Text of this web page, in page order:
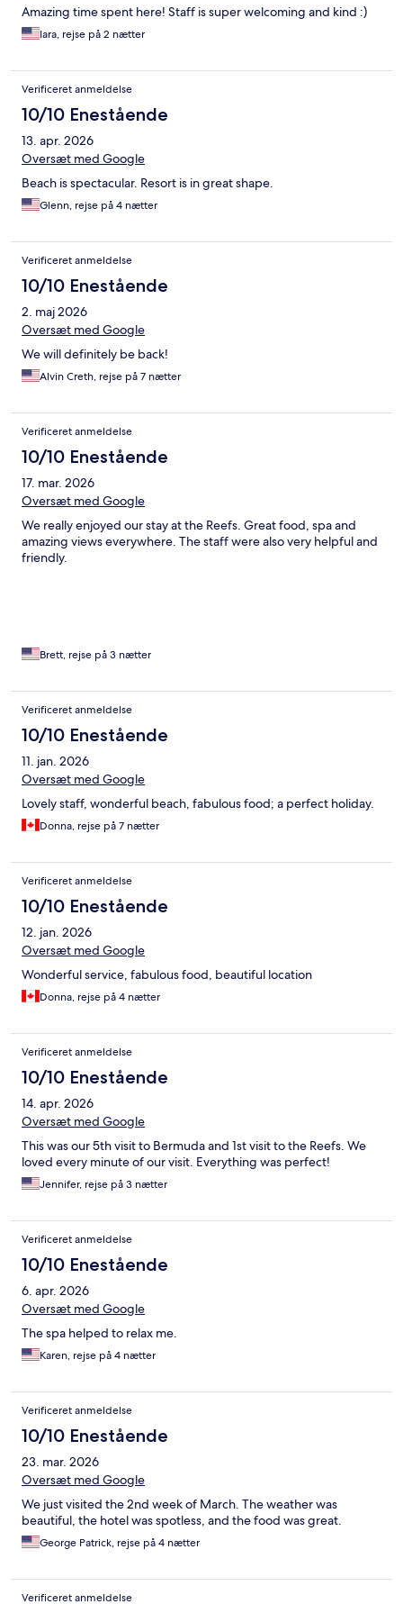
Amazing time spent here! Staff is super welcoming and kind :)
Iara, rejse på 2 nætter
Verificeret anmeldelse
10/10 Enestående
13. apr. 2026
Oversæt med Google
Beach is spectacular. Resort is in great shape.
Glenn, rejse på 4 nætter
Verificeret anmeldelse
10/10 Enestående
2. maj 2026
Oversæt med Google
We will definitely be back!
Alvin Creth, rejse på 7 nætter
Verificeret anmeldelse
10/10 Enestående
17. mar. 2026
Oversæt med Google
We really enjoyed our stay at the Reefs. Great food, spa and
amazing views everywhere. The staff were also very helpful and
friendly.
Brett, rejse på 3 nætter
Verificeret anmeldelse
10/10 Enestående
11. jan. 2026
Oversæt med Google
Lovely staff, wonderful beach, fabulous food; a perfect holiday.
Donna, rejse på 7 nætter
Verificeret anmeldelse
10/10 Enestående
12. jan. 2026
Oversæt med Google
Wonderful service, fabulous food, beautiful location
Donna, rejse på 4 nætter
Verificeret anmeldelse
10/10 Enestående
14. apr. 2026
Oversæt med Google
This was our 5th visit to Bermuda and 1st visit to the Reefs. We
loved every minute of our visit. Everything was perfect!
Jennifer, rejse på 3 nætter
Verificeret anmeldelse
10/10 Enestående
6. apr. 2026
Oversæt med Google
The spa helped to relax me.
Karen, rejse på 4 nætter
Verificeret anmeldelse
10/10 Enestående
23. mar. 2026
Oversæt med Google
We just visited the 2nd week of March. The weather was
beautiful, the hotel was spotless, and the food was great.
George Patrick, rejse på 4 nætter
Verificeret anmeldelse